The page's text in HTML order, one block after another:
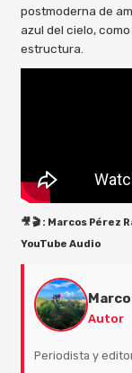
postmoderna de
azul del cielo,
estructura.
🎥 🎬 : Marcos Pérez
YouTube Audio
Autor
Periodista y